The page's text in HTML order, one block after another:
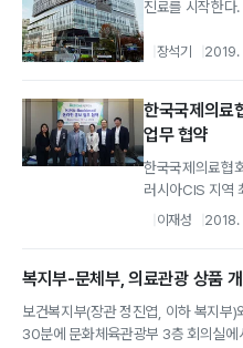
진료를 시작한다
장석기 2019.
한국국제의
업무 협약
한국국제의료협
러시아CIS 지역
외국인환자 유치
이재성 2018.
복지부-문체부, 의료관광 상품 개
보건복지부(장관 정진엽, 이하 복지부
30분에 문화체육관광부 3층 회의실에